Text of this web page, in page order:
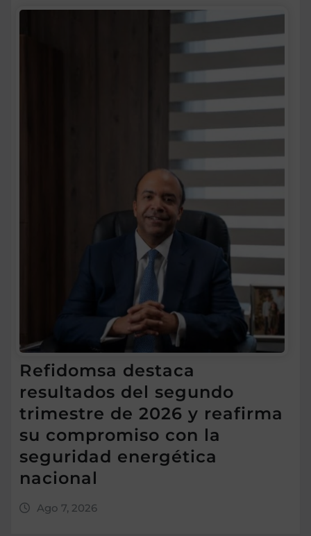
Refidomsa destaca
resultados del segundo
trimestre de 2026 y reafirma
su compromiso con la
seguridad energética
nacional
Ago 7, 2026